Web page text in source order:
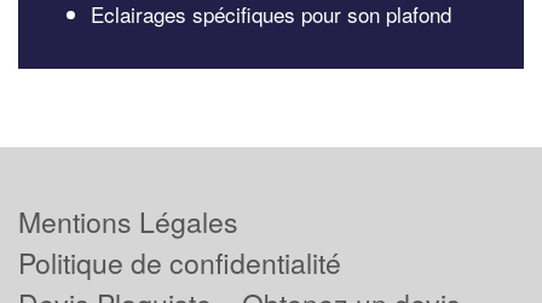
Eclairages spécifiques pour son plafond
Mentions Légales
Politique de confidentialité